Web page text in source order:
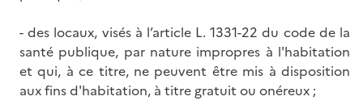
- des locaux, visés à l’article L. 1331-22 du code de la
santé publique, par nature impropres à l'habitation
et qui, à ce titre, ne peuvent être mis à disposition
aux fins d'habitation, à titre gratuit ou onéreux ;